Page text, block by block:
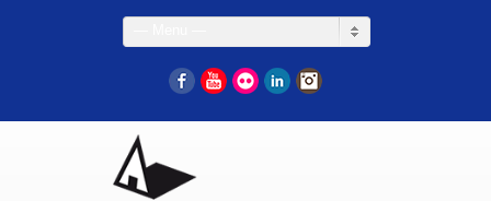
FacebookYouTube
Flickr LinkedIn